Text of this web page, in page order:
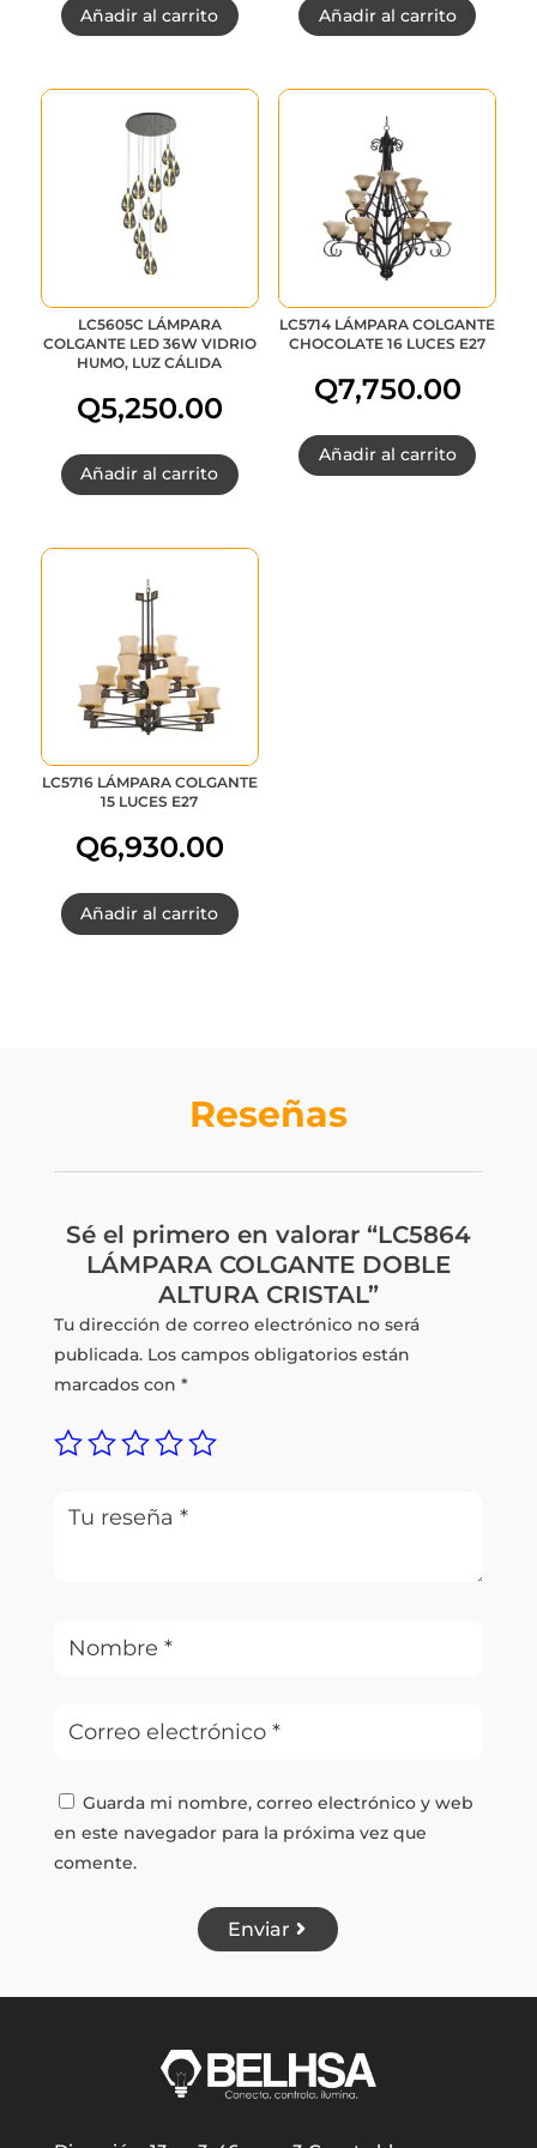
Añadir al carrito Añadir al carrito
LC5605C LÁMPARA
COLGANTE LED 36W VIDRIO
HUMO, LUZ CÁLIDA
Q5,250.00
Añadir al carrito
LC5714 LÁMPARA COLGANTE
CHOCOLATE 16 LUCES E27
Q7,750.00
Añadir al carrito
LC5716 LÁMPARA COLGANTE
15 LUCES E27
Q6,930.00
Añadir al carrito
Reseñas
Sé el primero en valorar “LC5864
LÁMPARA COLGANTE DOBLE
ALTURA CRISTAL”
Tu dirección de correo electrónico no será
publicada. Los campos obligatorios están
marcados con *
Guarda mi nombre, correo electrónico y web
en este navegador para la próxima vez que
comente.
Enviar